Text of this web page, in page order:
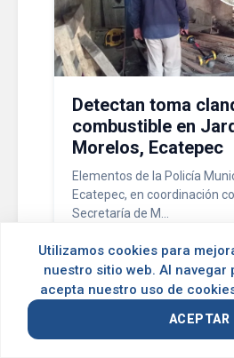
Detectan toma
combustible en
Morelos, Ecatepec
Elementos de la Policía
Ecatepec, en coordinación
Secretaría de M...
Leer más
Utilizamos cookies para
nuestro sitio web. Al navegar
acepta nuestro uso de
ACEPTAR